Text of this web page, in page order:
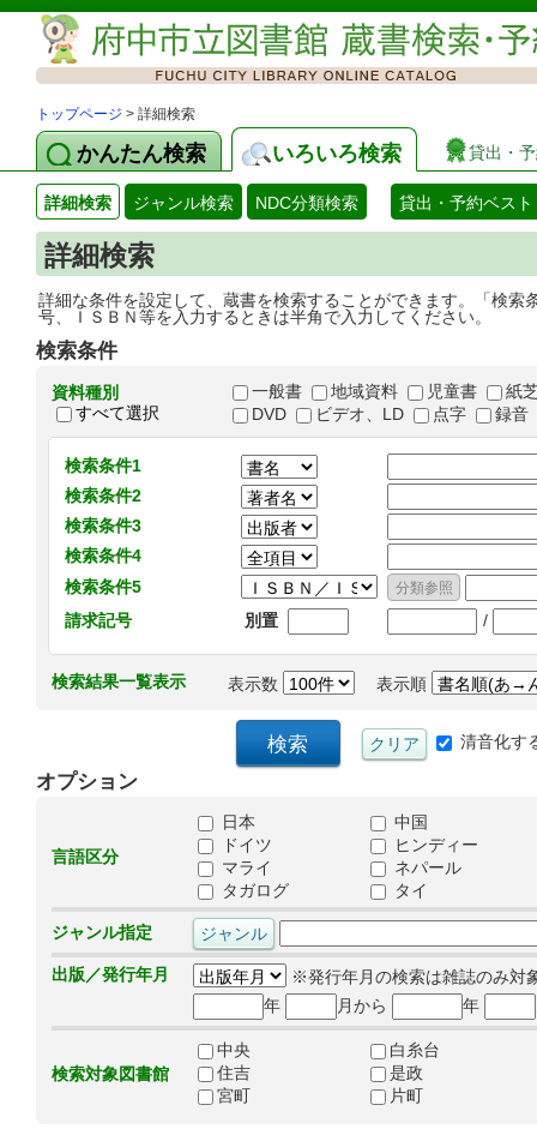
トップページ > 詳細検索
かんたん検索 いろいろ検索 貸出・
詳細検索 ジャンル検索 NDC分類検索 貸出・予約ベスト
詳細検索
詳細な条件を設定して、蔵書を検索することができます。「検
号、ＩＳＢＮ等を入力するときは半角で入力してください。
検索条件
資料種別
すべて選択
一般書 地域資料 児童書
紙
DVD
ビデオ、LD 点字 録音
検索条件1
検索条件2
検索条件3
検索条件4
検索条件5
請求記号
別置 /
検索結果一覧表示 表示数 表示順
清音化す
オプション
言語区分
日本
中国
ドイツ
ヒンディー
マライ
ネパール
タガログ
タイ
ジャンル指定
出版／発行年月
※発行年月の検索は雑誌のみ対
年
月から 年
検索対象図書館
中央
白糸台
住吉
是政
宮町
片町